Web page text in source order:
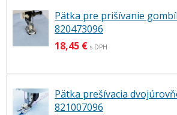
Pätka pre prišívanie
820473096
18,45 € s DPH
Pätka prešívacia
821007096